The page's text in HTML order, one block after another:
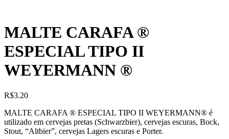
MALTE CARAFA ®
ESPECIAL TIPO II
WEYERMANN ®
R$3.20
MALTE CARAFA ® ESPECIAL TIPO II WEYERMANN® é
utilizado em cervejas pretas (Schwarzbier), cervejas escuras, Bock,
Stout, “Altbier”, cervejas Lagers escuras e Porter.